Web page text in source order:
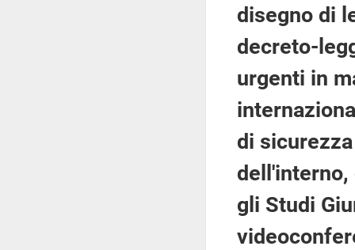
disegno di
decreto-
urgenti in
di
gli Studi